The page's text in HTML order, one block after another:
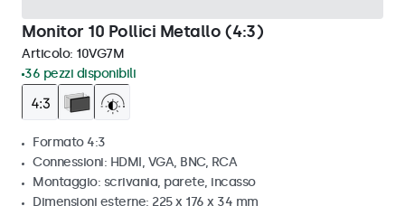
Monitor 10 Pollici Metallo (4:3)
Articolo: 10VG7M
36 pezzi disponibili
Formato 4:3
Connessioni: HDMI, VGA, BNC, RCA
Montaggio: scrivania, parete, incasso
Dimensioni esterne: 225 x 176 x 34 mm